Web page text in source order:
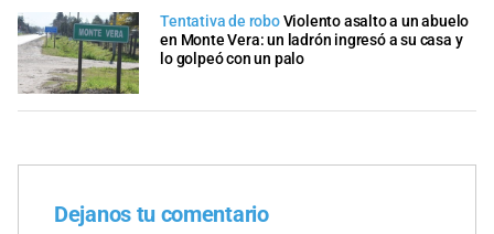
Tentativa de roboViolento asalto a un abuelo
en Monte Vera: un ladrón ingresó a su casa y
lo golpeó con un palo
Dejanos tu comentario